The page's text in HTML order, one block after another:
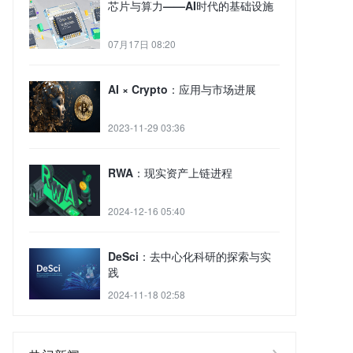
芯片与算力——AI时代的基础设施
07月17日 08:20
AI × Crypto：应用与市场进展
2023-11-29 03:36
RWA：现实资产上链进程
2024-12-16 05:40
DeSci：去中心化科研的探索与实
践
2024-11-18 02:58